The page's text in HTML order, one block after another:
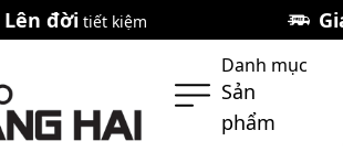
Lên đời tiết kiệm
Danh mục
Sản
phẩm